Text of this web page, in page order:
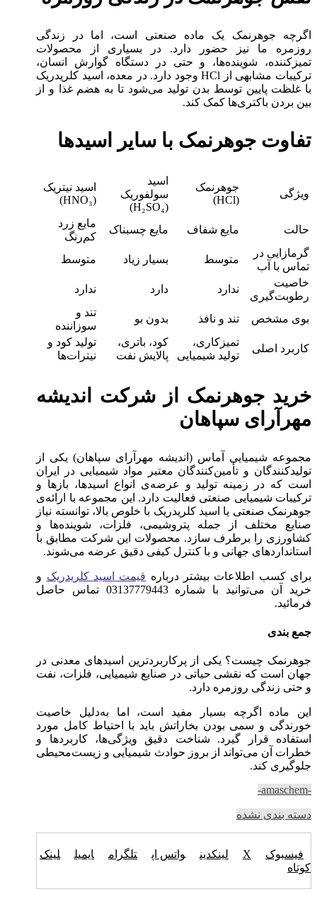
اگرچه جوهرنمک یک ماده صنعتی است، اما در زندگی
روزمره ما نیز حضور دارد. در بسیاری از محصولات
تمیزکننده، شوینده‌ها، و حتی در دستگاه گوارش انسان،
ترکیبات مشابهی از HCl وجود دارد. در معده، اسید کلریدریک
با غلظت پایین توسط بدن تولید می‌شود تا به هضم غذا و از
بین بردن باکتری‌ها کمک کند.
تفاوت جوهرنمک با سایر اسیدها
ویژگی
جوهرنمک
(HCl)
اسید
سولفوریک
(H₂SO₄)
اسید نیتریک
(HNO₃)
حالت مایع شفاف مایع چسبناک
مایع زرد
کم‌رنگ
گرمازایی در
تماس با آب
متوسط بسیار زیاد
متوسط
خاصیت
رطوبت‌گیری
ندارد دارد ندارد
بوی مشخص تند و نافذ بدون بو
تند و
سوزاننده
کاربرد اصلی
تمیزکاری،
تولید شیمیایی
کود، باتری،
پالایش نفت
تولید کود و
نیترات‌ها
خرید جوهرنمک از شرکت اندیشه
مهرآرای سپاهان
مجموعه شیمیایی آماس (اندیشه مهرآرای سپاهان) یکی از
تولیدکنندگان و تأمین‌کنندگان معتبر مواد شیمیایی در ایران
است که در زمینه تولید و عرضه‌ی انواع اسیدها، بازها و
ترکیبات شیمیایی صنعتی فعالیت دارد. این مجموعه با ارائه‌ی
جوهرنمک صنعتی یا اسید کلریدریک با خلوص بالا، توانسته نیاز
صنایع مختلف از جمله پتروشیمی، فلزات، شوینده‌ها و
کشاورزی را برطرف سازد. محصولات این شرکت مطابق با
استانداردهای جهانی و با کنترل کیفی دقیق عرضه می‌شوند.
برای کسب اطلاعات بیشتر درباره قیمت اسید کلریدریک و
خرید آن می‌توانید با شماره 03137779443 تماس حاصل
فرمائید.
جمع بندی
جوهرنمک چیست؟ یکی از پرکاربردترین اسیدهای معدنی در
جهان است که نقشی حیاتی در صنایع شیمیایی، فلزات، نفت
و حتی زندگی روزمره دارد.
این ماده اگرچه بسیار مفید است، اما به‌دلیل خاصیت
خورندگی و سمی بودن بخاراتش باید با احتیاط کامل مورد
استفاده قرار گیرد. شناخت دقیق ویژگی‌ها، کاربردها و
خطرات آن می‌تواند از بروز حوادث شیمیایی و زیست‌محیطی
جلوگیری کند.
-amaschem-
دسته بندی نشده
فیسبوک X لینکدین واتس اپ تلگرام ایمیل
لینک
کوتاه